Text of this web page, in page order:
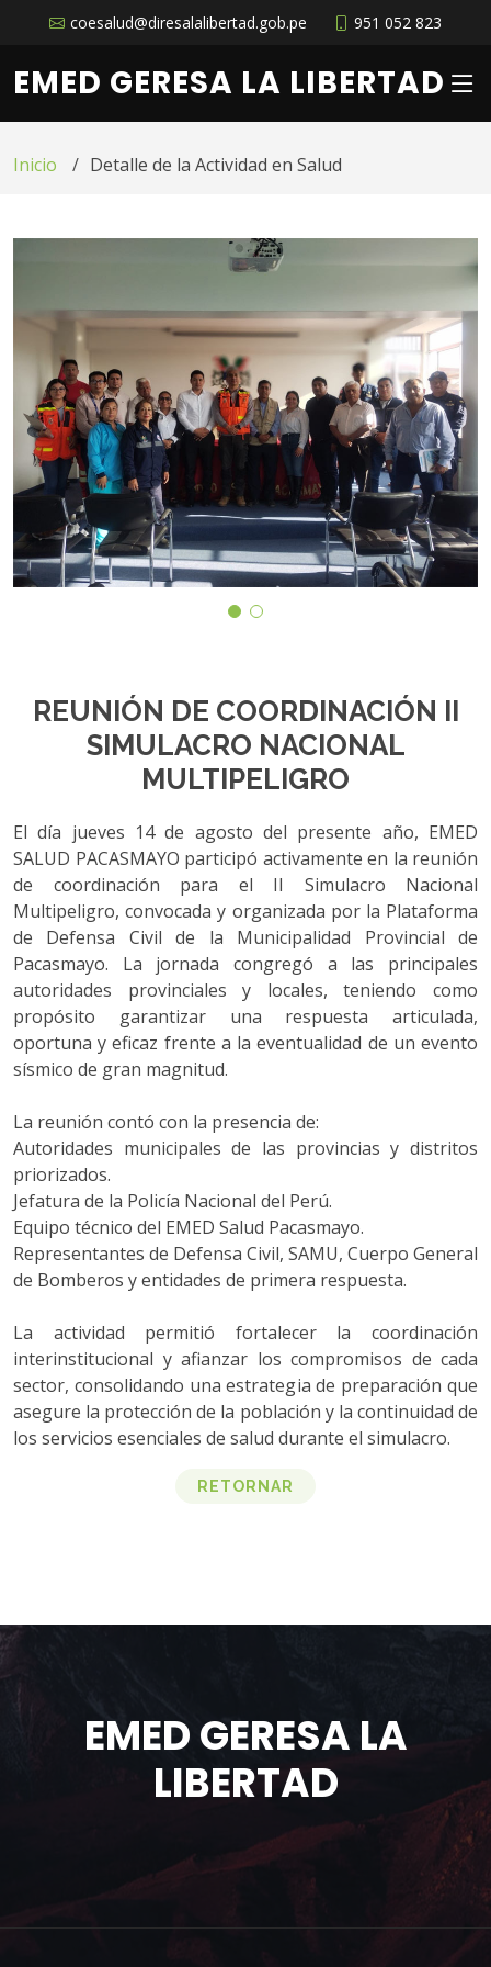
coesalud@diresalalibertad.gob.pe 951 052 823
EMED GERESA LA LIBERTAD
Inicio Detalle de la Actividad en Salud
REUNIÓN DE COORDINACIÓN II
SIMULACRO NACIONAL
MULTIPELIGRO
El día jueves 14 de agosto del presente año, EMED
SALUD PACASMAYO participó activamente en la reunión
de coordinación para el II Simulacro Nacional
Multipeligro, convocada y organizada por la Plataforma
de Defensa Civil de la Municipalidad Provincial de
Pacasmayo. La jornada congregó a las principales
autoridades provinciales y locales, teniendo como
propósito garantizar una respuesta articulada,
oportuna y eficaz frente a la eventualidad de un evento
sísmico de gran magnitud.
La reunión contó con la presencia de:
Autoridades municipales de las provincias y distritos
priorizados.
Jefatura de la Policía Nacional del Perú.
Equipo técnico del EMED Salud Pacasmayo.
Representantes de Defensa Civil, SAMU, Cuerpo General
de Bomberos y entidades de primera respuesta.
La actividad permitió fortalecer la coordinación
interinstitucional y afianzar los compromisos de cada
sector, consolidando una estrategia de preparación que
asegure la protección de la población y la continuidad de
los servicios esenciales de salud durante el simulacro.
RETORNAR
EMED GERESA LA
LIBERTAD